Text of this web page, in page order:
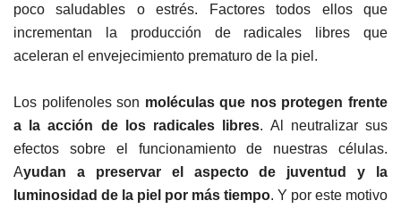
poco saludables o estrés. Factores todos ellos que
incrementan la producción de radicales libres que
aceleran el envejecimiento prematuro de la piel.
Los polifenoles son moléculas que nos protegen frente
a la acción de los radicales libres. Al neutralizar sus
efectos sobre el funcionamiento de nuestras células.
Ayudan a preservar el aspecto de juventud y la
luminosidad de la piel por más tiempo. Y por este motivo